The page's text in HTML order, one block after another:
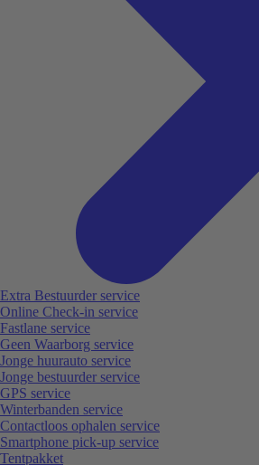
Extra Bestuurder service
Online Check-in service
Fastlane service
Geen Waarborg service
Jonge huurauto service
Jonge bestuurder service
GPS service
Winterbanden service
Contactloos ophalen service
Smartphone pick-up service
Tentpakket